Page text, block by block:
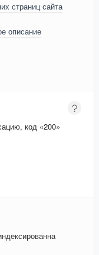
страниц сайта
описание
код «200»